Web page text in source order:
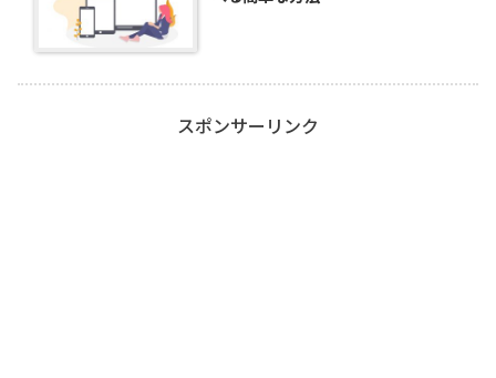
スポンサーリンク